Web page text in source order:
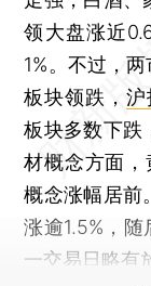
领大盘涨近
1%。不过，
板块领跌， 沪
板块多数下跌
材概念方面
概念涨幅居前
涨逾1.5%，
一交易日略有